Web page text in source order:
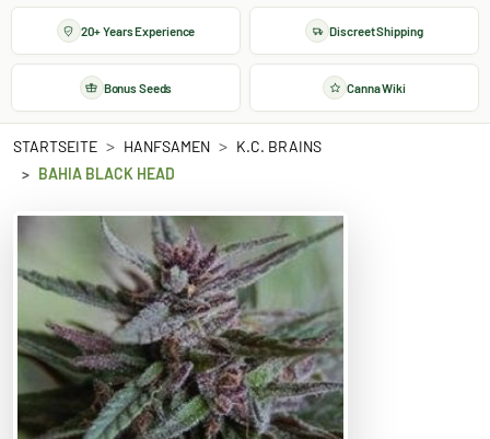
20+ Years Experience Discreet Shipping
Bonus Seeds Canna Wiki
STARTSEITE HANFSAMEN
K.C. BRAINS
BAHIA BLACK HEAD